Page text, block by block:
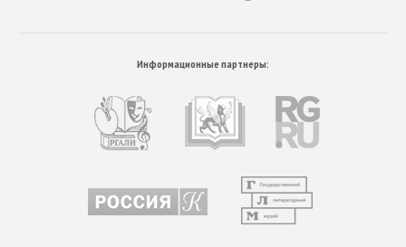
Информационные партнеры: